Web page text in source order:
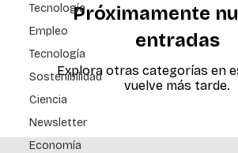
Tecnología
Empleo
Tecnología
Sostenibilidad
Ciencia
Newsletter
Economía
Próximamente
entradas
Explora otras categorías en
vuelve más tarde.